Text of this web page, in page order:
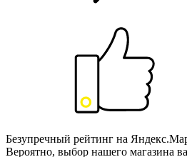
Безупречный рейтинг на
Вероятно, выбор нашего магазина